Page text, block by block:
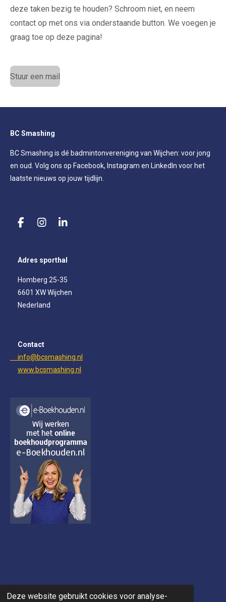
Deze website gebruikt cookies voor analyse-
deze taken bezig te houden? Schroom niet, en neem
contact op met ons via onderstaande button. We voegen je
graag toe op deze pagina!
Stuur een mail
BC Smashing
BC Smashing is dé badmintonvereniging van Wijchen: voor jong
en oud. Volg ons op Facebook, Instagram en LinkedIn voor het
laatste nieuws op jouw tijdlijn.
F
e
b
o
k
I
a
r
a
m
L
k
e
I
n
Adres sporthal
Homberg 25-35
6601 XW Wijchen
Nederland
Contact
info@bcsmashing.nl
www.bcsmashing.nl